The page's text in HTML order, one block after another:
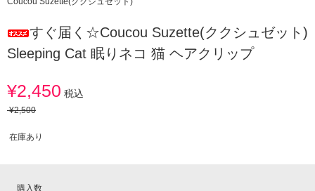
すぐ届く☆Coucou Suzette(ククシュゼット)
Sleeping Cat 眠りネコ 猫 ヘアクリップ
¥2,450 税込
¥2,500
在庫あり
購入数